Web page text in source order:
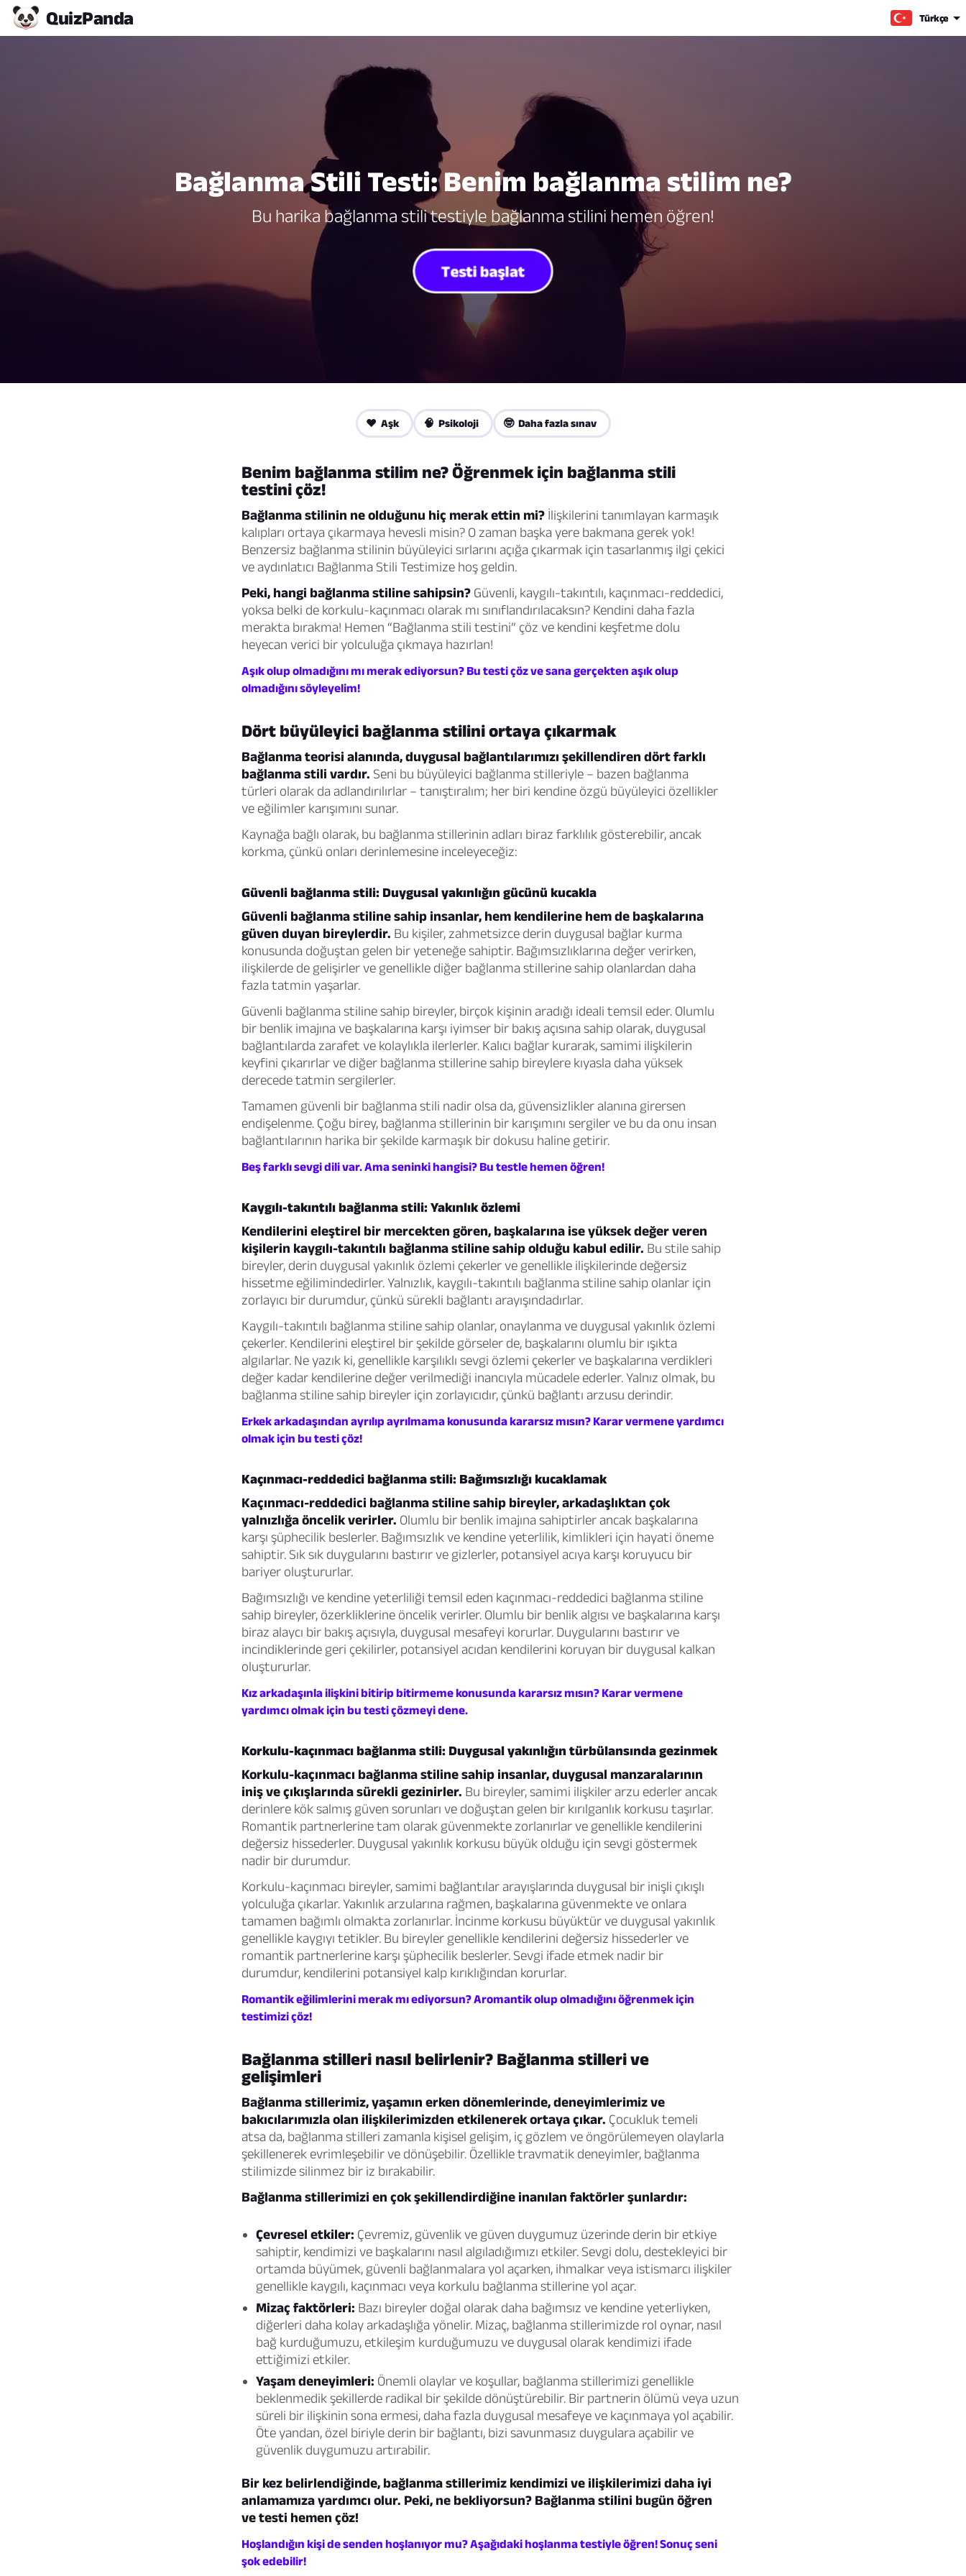
QuizPanda Türkçe
Bağlanma Stili Testi: Benim bağlanma stilim ne?
Bu harika bağlanma stili testiyle bağlanma stilini hemen öğren!
Testi başlat
❤️ Aşk 🧠 Psikoloji 🤓 Daha fazla sınav
Benim bağlanma stilim ne? Öğrenmek için bağlanma stili
testini çöz!
Bağlanma stilinin ne olduğunu hiç merak ettin mi? İlişkilerini tanımlayan karmaşık
kalıpları ortaya çıkarmaya hevesli misin? O zaman başka yere bakmana gerek yok!
Benzersiz bağlanma stilinin büyüleyici sırlarını açığa çıkarmak için tasarlanmış ilgi çekici
ve aydınlatıcı Bağlanma Stili Testimize hoş geldin.
Peki, hangi bağlanma stiline sahipsin? Güvenli, kaygılı-takıntılı, kaçınmacı-reddedici,
yoksa belki de korkulu-kaçınmacı olarak mı sınıflandırılacaksın? Kendini daha fazla
merakta bırakma! Hemen “Bağlanma stili testini” çöz ve kendini keşfetme dolu
heyecan verici bir yolculuğa çıkmaya hazırlan!
Aşık olup olmadığını mı merak ediyorsun? Bu testi çöz ve sana gerçekten aşık olup
olmadığını söyleyelim!
Dört büyüleyici bağlanma stilini ortaya çıkarmak
Bağlanma teorisi alanında, duygusal bağlantılarımızı şekillendiren dört farklı
bağlanma stili vardır. Seni bu büyüleyici bağlanma stilleriyle – bazen bağlanma
türleri olarak da adlandırılırlar – tanıştıralım; her biri kendine özgü büyüleyici özellikler
ve eğilimler karışımını sunar.
Kaynağa bağlı olarak, bu bağlanma stillerinin adları biraz farklılık gösterebilir, ancak
korkma, çünkü onları derinlemesine inceleyeceğiz:
Güvenli bağlanma stili: Duygusal yakınlığın gücünü kucakla
Güvenli bağlanma stiline sahip insanlar, hem kendilerine hem de başkalarına
güven duyan bireylerdir. Bu kişiler, zahmetsizce derin duygusal bağlar kurma
konusunda doğuştan gelen bir yeteneğe sahiptir. Bağımsızlıklarına değer verirken,
ilişkilerde de gelişirler ve genellikle diğer bağlanma stillerine sahip olanlardan daha
fazla tatmin yaşarlar.
Güvenli bağlanma stiline sahip bireyler, birçok kişinin aradığı ideali temsil eder. Olumlu
bir benlik imajına ve başkalarına karşı iyimser bir bakış açısına sahip olarak, duygusal
bağlantılarda zarafet ve kolaylıkla ilerlerler. Kalıcı bağlar kurarak, samimi ilişkilerin
keyfini çıkarırlar ve diğer bağlanma stillerine sahip bireylere kıyasla daha yüksek
derecede tatmin sergilerler.
Tamamen güvenli bir bağlanma stili nadir olsa da, güvensizlikler alanına girersen
endişelenme. Çoğu birey, bağlanma stillerinin bir karışımını sergiler ve bu da onu insan
bağlantılarının harika bir şekilde karmaşık bir dokusu haline getirir.
Beş farklı sevgi dili var. Ama seninki hangisi? Bu testle hemen öğren!
Kaygılı-takıntılı bağlanma stili: Yakınlık özlemi
Kendilerini eleştirel bir mercekten gören, başkalarına ise yüksek değer veren
kişilerin kaygılı-takıntılı bağlanma stiline sahip olduğu kabul edilir. Bu stile sahip
bireyler, derin duygusal yakınlık özlemi çekerler ve genellikle ilişkilerinde değersiz
hissetme eğilimindedirler. Yalnızlık, kaygılı-takıntılı bağlanma stiline sahip olanlar için
zorlayıcı bir durumdur, çünkü sürekli bağlantı arayışındadırlar.
Kaygılı-takıntılı bağlanma stiline sahip olanlar, onaylanma ve duygusal yakınlık özlemi
çekerler. Kendilerini eleştirel bir şekilde görseler de, başkalarını olumlu bir ışıkta
algılarlar. Ne yazık ki, genellikle karşılıklı sevgi özlemi çekerler ve başkalarına verdikleri
değer kadar kendilerine değer verilmediği inancıyla mücadele ederler. Yalnız olmak, bu
bağlanma stiline sahip bireyler için zorlayıcıdır, çünkü bağlantı arzusu derindir.
Erkek arkadaşından ayrılıp ayrılmama konusunda kararsız mısın? Karar vermene yardımcı
olmak için bu testi çöz!
Kaçınmacı-reddedici bağlanma stili: Bağımsızlığı kucaklamak
Kaçınmacı-reddedici bağlanma stiline sahip bireyler, arkadaşlıktan çok
yalnızlığa öncelik verirler. Olumlu bir benlik imajına sahiptirler ancak başkalarına
karşı şüphecilik beslerler. Bağımsızlık ve kendine yeterlilik, kimlikleri için hayati öneme
sahiptir. Sık sık duygularını bastırır ve gizlerler, potansiyel acıya karşı koruyucu bir
bariyer oluştururlar.
Bağımsızlığı ve kendine yeterliliği temsil eden kaçınmacı-reddedici bağlanma stiline
sahip bireyler, özerkliklerine öncelik verirler. Olumlu bir benlik algısı ve başkalarına karşı
biraz alaycı bir bakış açısıyla, duygusal mesafeyi korurlar. Duygularını bastırır ve
incindiklerinde geri çekilirler, potansiyel acıdan kendilerini koruyan bir duygusal kalkan
oluştururlar.
Kız arkadaşınla ilişkini bitirip bitirmeme konusunda kararsız mısın? Karar vermene
yardımcı olmak için bu testi çözmeyi dene.
Korkulu-kaçınmacı bağlanma stili: Duygusal yakınlığın türbülansında gezinmek
Korkulu-kaçınmacı bağlanma stiline sahip insanlar, duygusal manzaralarının
iniş ve çıkışlarında sürekli gezinirler. Bu bireyler, samimi ilişkiler arzu ederler ancak
derinlere kök salmış güven sorunları ve doğuştan gelen bir kırılganlık korkusu taşırlar.
Romantik partnerlerine tam olarak güvenmekte zorlanırlar ve genellikle kendilerini
değersiz hissederler. Duygusal yakınlık korkusu büyük olduğu için sevgi göstermek
nadir bir durumdur.
Korkulu-kaçınmacı bireyler, samimi bağlantılar arayışlarında duygusal bir inişli çıkışlı
yolculuğa çıkarlar. Yakınlık arzularına rağmen, başkalarına güvenmekte ve onlara
tamamen bağımlı olmakta zorlanırlar. İncinme korkusu büyüktür ve duygusal yakınlık
genellikle kaygıyı tetikler. Bu bireyler genellikle kendilerini değersiz hissederler ve
romantik partnerlerine karşı şüphecilik beslerler. Sevgi ifade etmek nadir bir
durumdur, kendilerini potansiyel kalp kırıklığından korurlar.
Romantik eğilimlerini merak mı ediyorsun? Aromantik olup olmadığını öğrenmek için
testimizi çöz!
Bağlanma stilleri nasıl belirlenir? Bağlanma stilleri ve
gelişimleri
Bağlanma stillerimiz, yaşamın erken dönemlerinde, deneyimlerimiz ve
bakıcılarımızla olan ilişkilerimizden etkilenerek ortaya çıkar. Çocukluk temeli
atsa da, bağlanma stilleri zamanla kişisel gelişim, iç gözlem ve öngörülemeyen olaylarla
şekillenerek evrimleşebilir ve dönüşebilir. Özellikle travmatik deneyimler, bağlanma
stilimizde silinmez bir iz bırakabilir.
Bağlanma stillerimizi en çok şekillendirdiğine inanılan faktörler şunlardır:
Çevresel etkiler: Çevremiz, güvenlik ve güven duygumuz üzerinde derin bir etkiye
sahiptir, kendimizi ve başkalarını nasıl algıladığımızı etkiler. Sevgi dolu, destekleyici bir
ortamda büyümek, güvenli bağlanmalara yol açarken, ihmalkar veya istismarcı ilişkiler
genellikle kaygılı, kaçınmacı veya korkulu bağlanma stillerine yol açar.
Mizaç faktörleri: Bazı bireyler doğal olarak daha bağımsız ve kendine yeterliyken,
diğerleri daha kolay arkadaşlığa yönelir. Mizaç, bağlanma stillerimizde rol oynar, nasıl
bağ kurduğumuzu, etkileşim kurduğumuzu ve duygusal olarak kendimizi ifade
ettiğimizi etkiler.
Yaşam deneyimleri: Önemli olaylar ve koşullar, bağlanma stillerimizi genellikle
beklenmedik şekillerde radikal bir şekilde dönüştürebilir. Bir partnerin ölümü veya uzun
süreli bir ilişkinin sona ermesi, daha fazla duygusal mesafeye ve kaçınmaya yol açabilir.
Öte yandan, özel biriyle derin bir bağlantı, bizi savunmasız duygulara açabilir ve
güvenlik duygumuzu artırabilir.
Bir kez belirlendiğinde, bağlanma stillerimiz kendimizi ve ilişkilerimizi daha iyi
anlamamıza yardımcı olur. Peki, ne bekliyorsun? Bağlanma stilini bugün öğren
ve testi hemen çöz!
Hoşlandığın kişi de senden hoşlanıyor mu? Aşağıdaki hoşlanma testiyle öğren! Sonuç seni
şok edebilir!